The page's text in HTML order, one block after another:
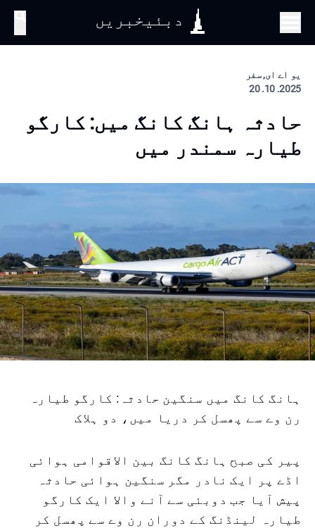
دبئیخبریں
یو اے ای, سفر
2025. 10. 20
حادثہ ہانگ کانگ میں: کارگو
طیارہ سمندر میں
ہانگ کانگ میں سنگین حادثہ: کارگو طیارہ
رن وے سے پھسل کر دریا میں، دو ہلاک
پیر کی صبح ہانگ کانگ بین الاقوامی ہوائی
اڈے پر ایک نادر مگر سنگین ہوائی حادثہ
پیش آیا جب دوبئی سے آنے والا ایک کارگو
طیارہ لینڈنگ کے دوران رن وے سے پھسل کر